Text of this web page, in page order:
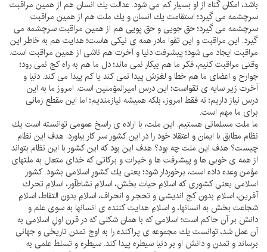
باشد، امكان گناه از او بسيار كم مى شود. عدالت يك انسان هم از همين مراقبت
سرچشمه مى گيرد؛ استقامت يك انسان و يك ملت هم از همين مراقبت
سرچشمه مى گيرد؛ حق جويى و حق پويى هم از همين مراقبت سرچشمه مى
گيرد. اين مراقبت و اين تقوا مادر همه ى نيكى هاست؛ هدايت هم به خاطر اين
مراقبت ايجاد مى شود؛ پيشرفت دنيا و آخرت هم ناشى از همين مراقبت است.
وقتى مراقبت كنيم، فكر ما هم بيكار نمى ماند؛ دل ما هم به راه كج نمى رود؛
جوارح و اعضاى ما هم خطا و لغزش پيدا نمى كند يا كم پيدا مى كند. دنيا و
آخرت زير سايه ى تقواست؛ اين درس اميرالمؤمنين است. امروز ما به اين
درس نياز داريم؛ نه فقط امروز، بلكه هميشه نيازمنديم؛ اما اين مقطع زمانى
براى ما مهم است.
ما ملت مسلمانى هستيم. اين ملت، با اراده ى راسخ عمومى توانسته است يك
نظام مطابق با ايمان و اعتقاد خود را در اين كشور سر كار بياورد. هدف اين نظام
چيست؟ هدف اين ملت چه بود؟ هدف اين بود كه اين كشور با اين نظام بتواند
از همه ى خوبى ها و پيشرفت ها و خيرات و بركاتى كه خداى متعال به ملتهاى
مؤمن وعده داده است، برخوردار شود؛ يعنى يك كشورِ اسلامى بشود. كشور
اسلامى يعنى كشورى كه اسلامِ حيات بخش، اسلامِ نشاطآور، اسلامِ تحرك
آفرين، اسلامِ بدون كج انديشى و تحجر و انحراف، اسلامِ بدون التقاط، اسلامِ
شجاعت بخش به انسانها، و اسلامِ هدايت كننده ى انسانها به سوى علم و
دانش بر آن حاكم است؛ اسلامى كه با همان شكلى كه در قرن اولِ اسلامى به
آن عمل شد، توانست يك مجموعه ى پراكنده را به اوج تمدن تاريخى و جهانى
برساند و تمدن و دانش او بر دنيا سيطره پيدا كند. سيطره و تسلط علمى به